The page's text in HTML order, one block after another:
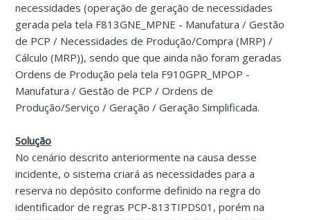
necessidades (operação de geração de necessidades
gerada pela tela F813GNE_MPNE - Manufatura / Gestão
de PCP / Necessidades de Produção/Compra (MRP) /
Cálculo (MRP)), sendo que que ainda não foram geradas
Ordens de Produção pela tela F910GPR_MPOP -
Manufatura / Gestão de PCP / Ordens de
Produção/Serviço / Geração / Geração Simplificada.
Solução
No cenário descrito anteriormente na causa desse
incidente, o sistema criará as necessidades para a
reserva no depósito conforme definido na regra do
identificador de regras PCP-813TIPDS01, porém na